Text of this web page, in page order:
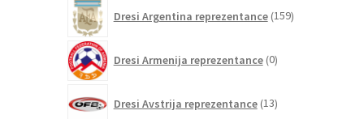
Dresi Argentina reprezentance 159izdelkov
Dresi Armenija reprezentance 0izdelkov
Dresi Avstrija reprezentance 13izdelkov